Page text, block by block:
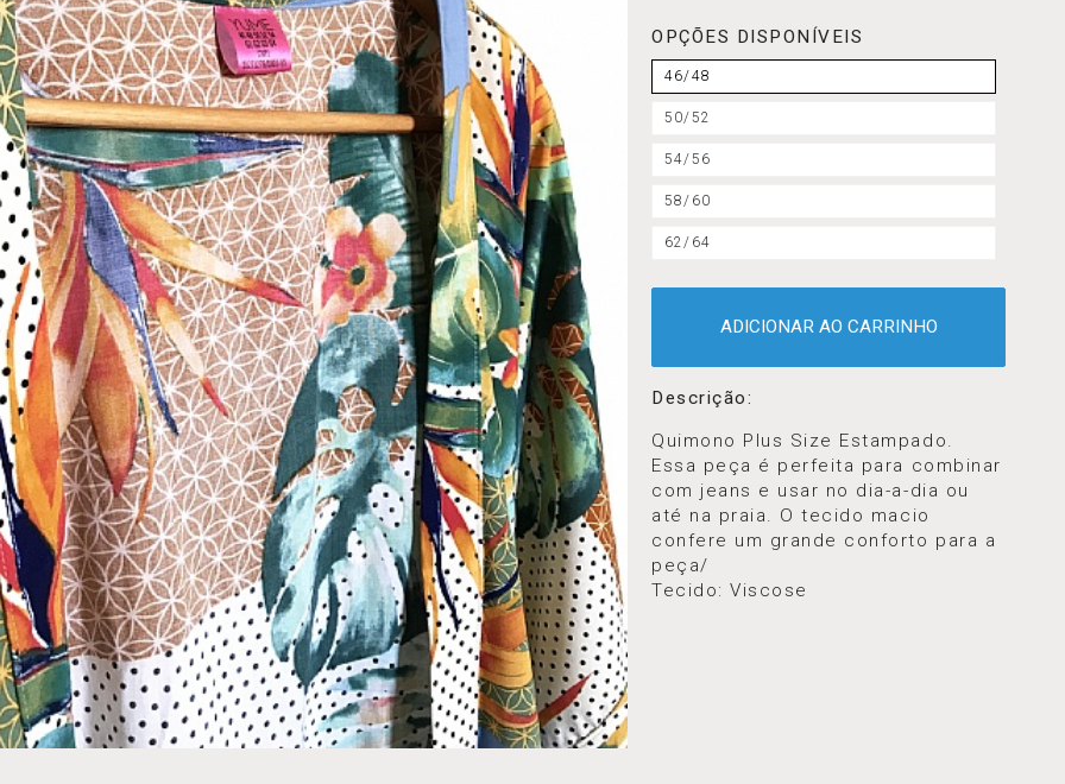
OPÇÕES DISPONÍVEIS
46/48
50/52
54/56
58/60
62/64
ADICIONAR AO CARRINHO
Descrição:
Quimono Plus Size Estampado.
Essa peça é perfeita para combinar
com jeans e usar no dia-a-dia ou
até na praia. O tecido macio
confere um grande conforto para a
peça/
Tecido: Viscose